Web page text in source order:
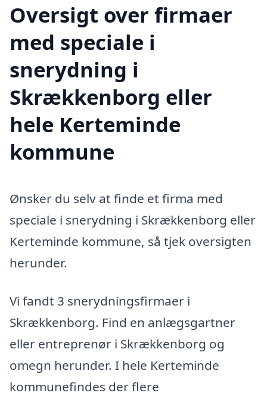
Oversigt over firmaer
med speciale i
snerydning i
Skrækkenborg eller
hele Kerteminde
kommune
Ønsker du selv at finde et firma med
speciale i snerydning i Skrækkenborg eller
Kerteminde kommune, så tjek oversigten
herunder.
Vi fandt 3 snerydningsfirmaer i
Skrækkenborg. Find en anlægsgartner
eller entreprenør i Skrækkenborg og
omegn herunder. I hele Kerteminde
kommunefindes der flere